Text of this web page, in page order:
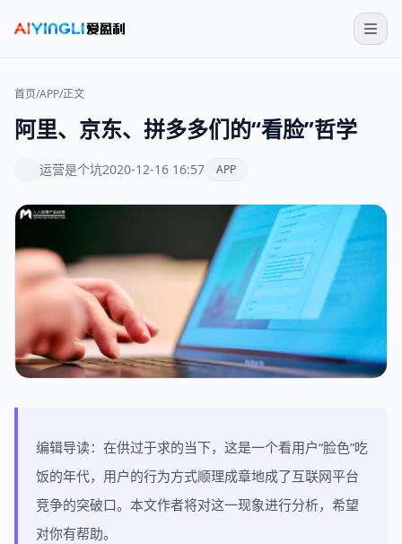
首页/APP/正文
阿里、京东、拼多多们的“看脸”哲学
运营是个坑2020-12-16 16:57 APP
编辑导读：在供过于求的当下，这是一个看用户“脸色”吃
饭的年代，用户的行为方式顺理成章地成了互联网平台
竞争的突破口。本文作者将对这一现象进行分析，希望
对你有帮助。